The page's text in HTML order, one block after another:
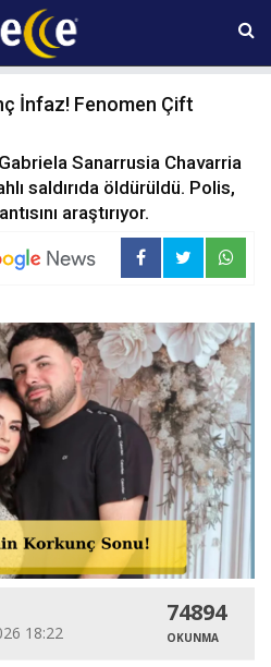
Cuma 18:23
İnfaz! Fenomen Çift
Sanarrusia Chavarria
saldırıda öldürüldü. Polis,
araştırıyor.
18:22
74894
OKUNMA